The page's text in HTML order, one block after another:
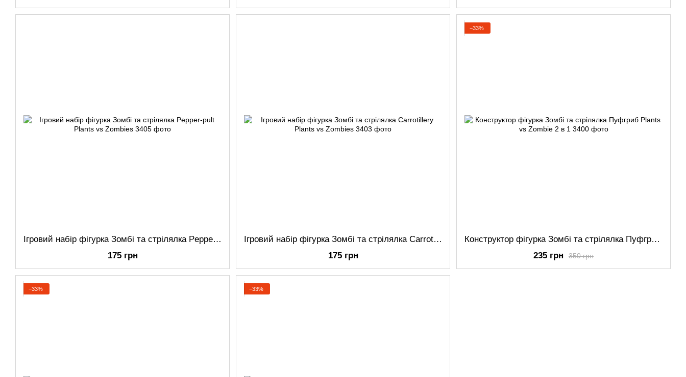
Ігровий набір фігурка Зомбі та стрілялка Pepper-pult Plants vs Zombies
175 грн
Ігровий набір фігурка Зомбі та стрілялка Carrotillery Plants vs Zombies
175 грн
−33%
Конструктор фігурка Зомбі та стрілялка Пуфгриб Plants vs Zombie 2 в 1
350 грн
235 грн
−33% −33%